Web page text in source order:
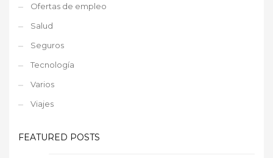
Ofertas de empleo
Salud
Seguros
Tecnología
Varios
Viajes
FEATURED POSTS